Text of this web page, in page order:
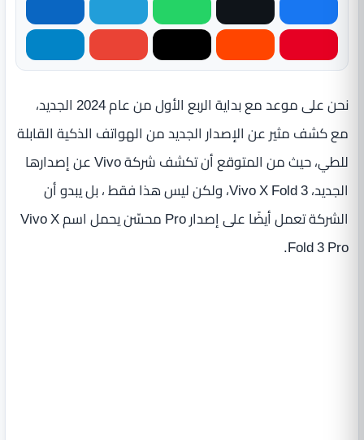
نحن على موعد مع بداية الربع الأول من عام 2024 الجديد،
مع كشف مثير عن الإصدار الجديد من الهواتف الذكية القابلة
للطي، حيث من المتوقع أن تكشف شركة Vivo عن إصدارها
الجديد، Vivo X Fold 3، ولكن ليس هذا فقط ، بل يبدو أن
الشركة تعمل أيضًا على إصدار Pro محسّن يحمل اسم Vivo X
Fold 3 Pro.